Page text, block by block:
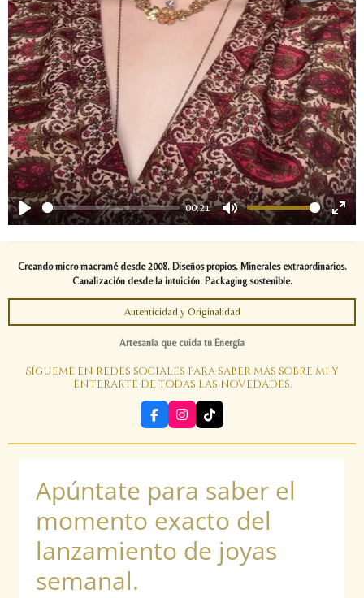
P
l
00:21
M
u
e
E
n
Creando micro macramé desde 2008. Diseños propios. Minerales extraordinarios.
Canalización desde la intuición. Packaging sostenible.
Autenticidad y Originalidad
Artesanía que cuida tu Energía
Sígueme en redes sociales para saber más sobre mi y
enterarte de todas las novedades.
F
a
c
o
I
n
s
r
m
T
i
k
Apúntate para saber el
momento exacto del
lanzamiento de joyas
semanal.